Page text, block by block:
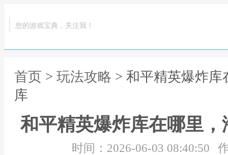
您的游戏宝典，关注我！
首页 > 玩法攻略 > 和平精英爆炸
库
和平精英爆炸库在哪里
时间：2026-06-03 08:40:50